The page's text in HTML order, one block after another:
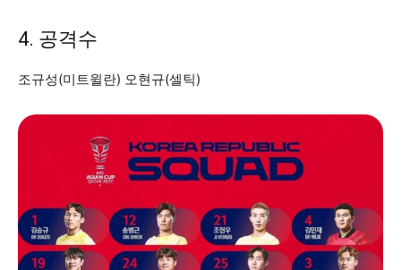
4. 공격수
조규성(미트윌란) 오현규(셀틱)